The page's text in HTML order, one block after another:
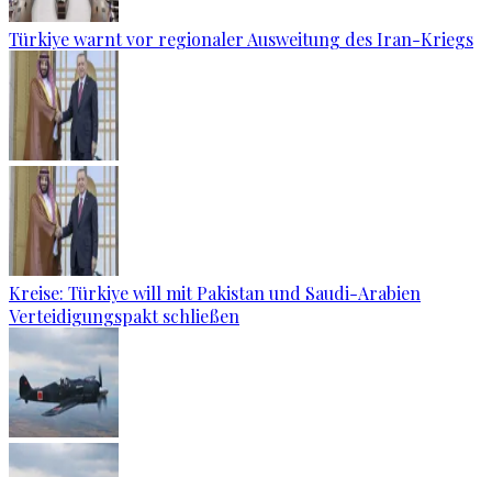
Türkiye warnt vor regionaler Ausweitung des Iran-Kriegs
Kreise: Türkiye will mit Pakistan und Saudi-Arabien
Verteidigungspakt schließen